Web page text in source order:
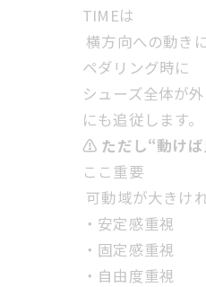
TIMEは
横方向への動き
ペダリング時に
シューズ全体が
にも追従します。
⚠ ただし“動けば
ここ重要
可動域が大きけ
・安定感重視
・固定感重視
・自由度重視